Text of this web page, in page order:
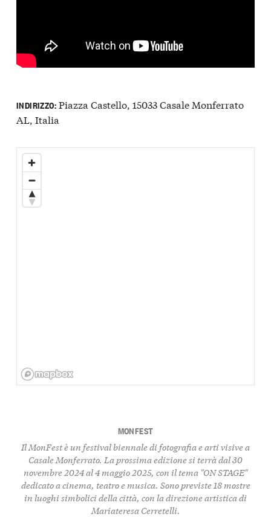
INDIRIZZO:Piazza Castello, 15033 Casale Monferrato
AL, Italia
MONFEST
Il MonFest è un festival biennale di fotografia e arti visive a
Casale Monferrato. La prossima edizione si terrà dal 30
novembre 2024 al 4 maggio 2025, con il tema "ON STAGE"
dedicato a cinema, teatro e musica. Sono previste 18 mostre
in luoghi simbolici della città, con la direzione artistica di
Mariateresa Cerretelli.